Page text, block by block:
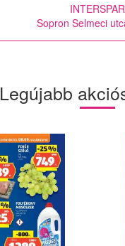
INTERSPAR
Sopron Selmeci
Legújabb